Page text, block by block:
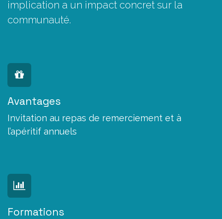
implication a un impact concret sur la
communauté.
Avantages
Invitation au repas de remerciement et à
l’apéritif annuels
Formations